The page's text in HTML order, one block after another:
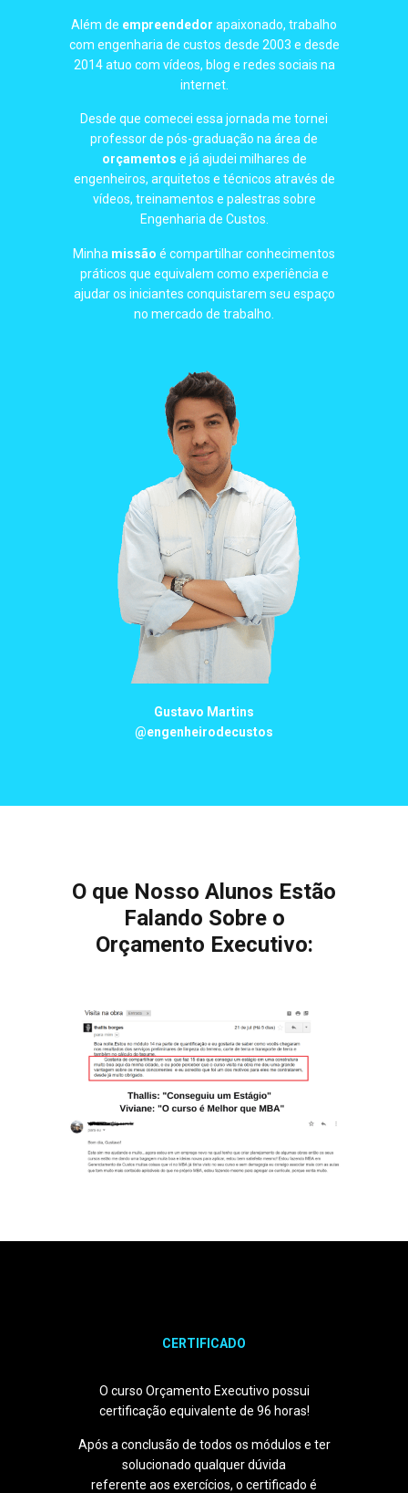
Além de empreendedor apaixonado, trabalho
com engenharia de custos desde 2003 e desde
2014 atuo com vídeos, blog e redes sociais na
internet.
Desde que comecei essa jornada me tornei
professor de pós-graduação na área de
orçamentos e já ajudei milhares de
engenheiros, arquitetos e técnicos através de
vídeos, treinamentos e palestras sobre
Engenharia de Custos.
Minha missão é compartilhar conhecimentos
práticos que equivalem como experiência e
ajudar os iniciantes conquistarem seu espaço
no mercado de trabalho.
Gustavo Martins
@engenheirodecustos
O que Nosso Alunos Estão
Falando Sobre o
Orçamento Executivo:
CERTIFICADO
O curso Orçamento Executivo possui
certificação equivalente de 96 horas!
Após a conclusão de todos os módulos e ter
solucionado qualquer dúvida
referente aos exercícios, o certificado é